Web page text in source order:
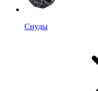
Снуды